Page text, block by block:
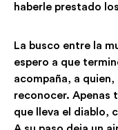
haberle prestado
La busco entre la
espero a que
acompaña, a
reconocer. Apenas
que lleva el diablo,